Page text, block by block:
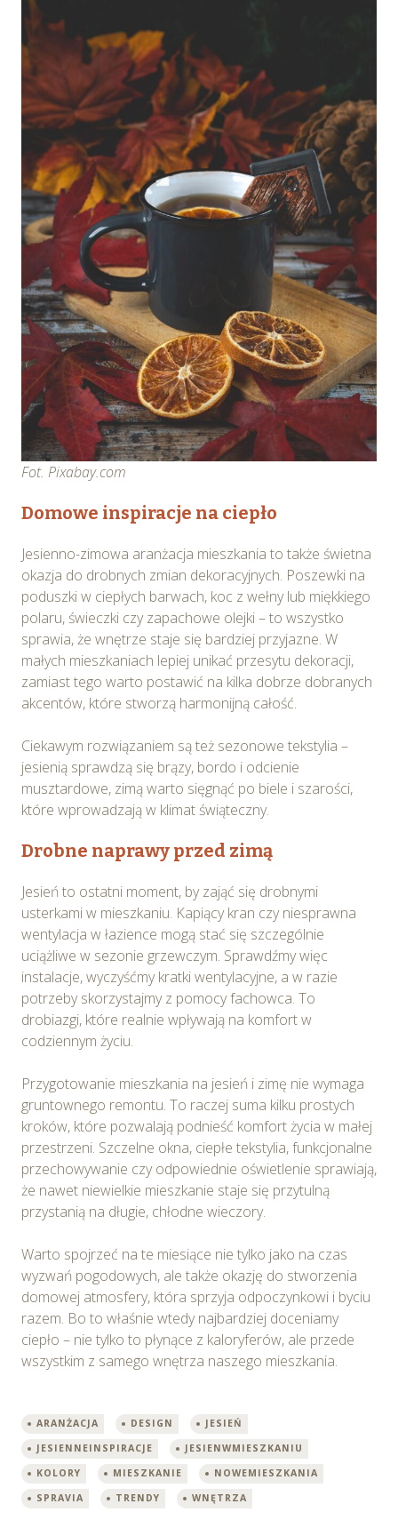
Fot. Pixabay.com
Domowe inspiracje na ciepło
Jesienno-zimowa aranżacja mieszkania to także świetna
okazja do drobnych zmian dekoracyjnych. Poszewki na
poduszki w ciepłych barwach, koc z wełny lub miękkiego
polaru, świeczki czy zapachowe olejki – to wszystko
sprawia, że wnętrze staje się bardziej przyjazne. W
małych mieszkaniach lepiej unikać przesytu dekoracji,
zamiast tego warto postawić na kilka dobrze dobranych
akcentów, które stworzą harmonijną całość.
Ciekawym rozwiązaniem są też sezonowe tekstylia –
jesienią sprawdzą się brązy, bordo i odcienie
musztardowe, zimą warto sięgnąć po biele i szarości,
które wprowadzają w klimat świąteczny.
Drobne naprawy przed zimą
Jesień to ostatni moment, by zająć się drobnymi
usterkami w mieszkaniu. Kapiący kran czy niesprawna
wentylacja w łazience mogą stać się szczególnie
uciążliwe w sezonie grzewczym. Sprawdźmy więc
instalacje, wyczyśćmy kratki wentylacyjne, a w razie
potrzeby skorzystajmy z pomocy fachowca. To
drobiazgi, które realnie wpływają na komfort w
codziennym życiu.
Przygotowanie mieszkania na jesień i zimę nie wymaga
gruntownego remontu. To raczej suma kilku prostych
kroków, które pozwalają podnieść komfort życia w małej
przestrzeni. Szczelne okna, ciepłe tekstylia, funkcjonalne
przechowywanie czy odpowiednie oświetlenie sprawiają,
że nawet niewielkie mieszkanie staje się przytulną
przystanią na długie, chłodne wieczory.
Warto spojrzeć na te miesiące nie tylko jako na czas
wyzwań pogodowych, ale także okazję do stworzenia
domowej atmosfery, która sprzyja odpoczynkowi i byciu
razem. Bo to właśnie wtedy najbardziej doceniamy
ciepło – nie tylko to płynące z kaloryferów, ale przede
wszystkim z samego wnętrza naszego mieszkania.
ARANŻACJA DESIGN
JESIEŃ
JESIENNEINSPIRACJE
JESIENWMIESZKANIU
KOLORY
MIESZKANIE
NOWEMIESZKANIA
SPRAVIA
TRENDY WNĘTRZA